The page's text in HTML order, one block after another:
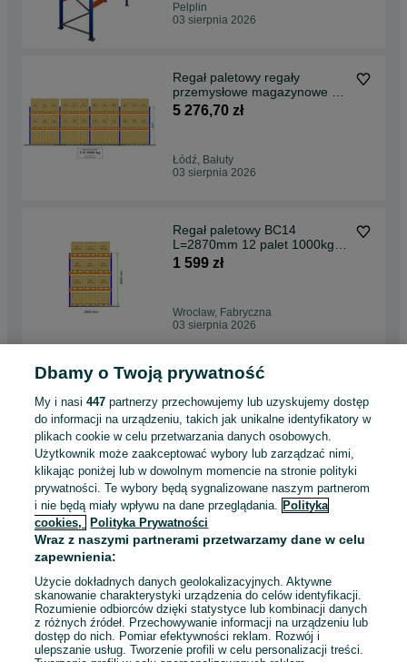
Pelplin
03 sierpnia 2026
Regał paletowy regały
przemysłowe magazynowe 36
PALET 1000KG 0+2
5 276,70 zł
Łódź, Bałuty
03 sierpnia 2026
Regał paletowy BC14
L=2870mm 12 palet 1000kg
0+3 magazynowe paletowe
1 599 zł
Wrocław, Fabryczna
03 sierpnia 2026
REGAŁ PALETOWY BC13
L=5650MM 18 PALET –
1000KG 0+2 magazynowy
paletowy
2 078,70 zł
Lublin
03 sierpnia 2026
Metalowy stół warsztatowy
duży solidny P-2123 - szer:
Starogard Gdański
Odświeżono dnia 03 sierpnia 2026
Dbamy o Twoją prywatność
My i nasi447 partnerzy przechowujemy lub uzyskujemy dostęp
do informacji na urządzeniu, takich jak unikalne identyfikatory w
plikach cookie w celu przetwarzania danych osobowych.
Użytkownik może zaakceptować wybory lub zarządzać nimi,
klikając poniżej lub w dowolnym momencie na stronie polityki
prywatności. Te wybory będą sygnalizowane naszym partnerom
i nie będą miały wpływu na dane przeglądania. Polityka
cookies,
Polityka Prywatności
Wraz z naszymi partnerami przetwarzamy dane w celu
zapewnienia:
Użycie dokładnych danych geolokalizacyjnych. Aktywne
skanowanie charakterystyki urządzenia do celów identyfikacji.
Rozumienie odbiorców dzięki statystyce lub kombinacji danych
z różnych źródeł. Przechowywanie informacji na urządzeniu lub
dostęp do nich. Pomiar efektywności reklam. Rozwój i
ulepszanie usług. Tworzenie profili w celu personalizacji treści.